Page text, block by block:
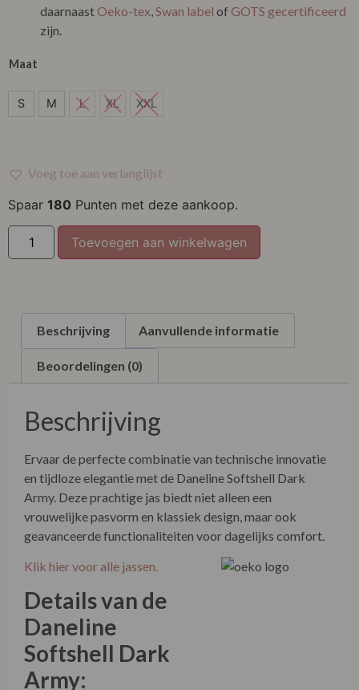
daarnaast Oeko-tex Swan label of GOTS gecertificeerd
zijn.
Maat
S
S M L XL XXL
Voeg toe aan verlanglijst
Spaar 180 Punten met deze aankoop.
Toevoegen aan winkelwagen
Beschrijving Aanvullende informatie
Beoordelingen (0)
Beschrijving
Ervaar de perfecte combinatie van technische innovatie
en tijdloze elegantie met de Daneline Softshell Dark
Army. Deze prachtige jas biedt niet alleen een
vrouwelijke pasvorm en klassiek design, maar ook
geavanceerde functionaliteiten voor dagelijks comfort.
Klik hier voor alle jassen.
Details van de Daneline
Softshell Dark Army:
Materiaal: 94% polyester, 6% spandex – een
heerlijk stretchmateriaal.